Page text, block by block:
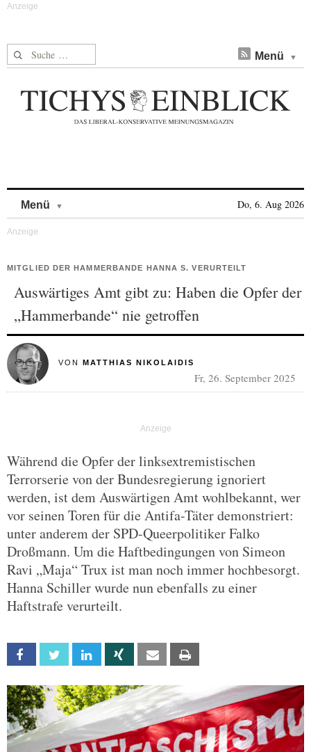
Suche nach: Menü
Menü Do, 6. Aug 2026
MITGLIED DER HAMMERBANDE HANNA S. VERURTEILT
Auswärtiges Amt gibt zu: Haben die Opfer der
„Hammerbande“ nie getroffen
VON MATTHIAS NIKOLAIDIS
Fr, 26. September 2025
Während die Opfer der linksextremistischen
Terrorserie von der Bundesregierung ignoriert
werden, ist dem Auswärtigen Amt wohlbekannt, wer
vor seinen Toren für die Antifa-Täter demonstriert:
unter anderem der SPD-Queerpolitiker Falko
Droßmann. Um die Haftbedingungen von Simeon
Ravi „Maja“ Trux ist man noch immer hochbesorgt.
Hanna Schiller wurde nun ebenfalls zu einer
Haftstrafe verurteilt.
Facebook Twitter Linkedin Xing Email